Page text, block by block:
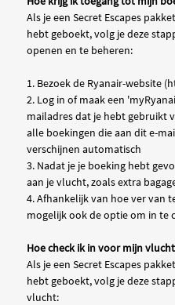
Als je een Secret Escapes
hebt geboekt, volg je deze
openen en te beheren:
1. Bezoek de Ryanair-website
2. Log in of maak een
mailadres dat je hebt gebruikt
alle boekingen die aan dit e-
verschijnen automatisch
3. Nadat je je boeking hebt
aan je vlucht, zoals extra
4. Afhankelijk van hoe ver van
mogelijk ook de optie om in te
Hoe check ik in voor mijn
Als je een Secret Escapes
hebt geboekt, volg je deze
vlucht: